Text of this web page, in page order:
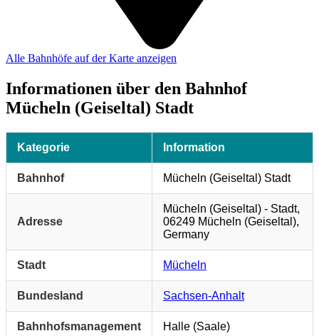
Alle Bahnhöfe auf der Karte anzeigen
Informationen über den Bahnhof
Mücheln (Geiseltal) Stadt
Kategorie Information
Bahnhof Mücheln (Geiseltal) Stadt
Adresse
Mücheln (Geiseltal) - Stadt,
06249 Mücheln (Geiseltal),
Germany
Stadt Mücheln
Bundesland Sachsen-Anhalt
Bahnhofsmanagement Halle (Saale)